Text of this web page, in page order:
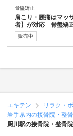
骨盤矯正
肩こり・腰痛はマッ
者】が対応 骨盤矯
販売中
エキテン リラク・
岩手県内の接骨院・整
厨川駅の接骨院・整骨院